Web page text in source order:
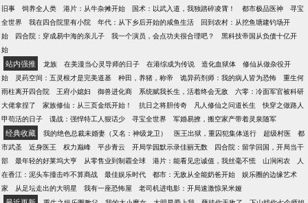
旧事
饲养全人类 港片：从牛杂摊开始 国术：以武入道，我独踏碎凌霄！ 都市极品医神
寻宝
全世界
我在四合院里有小院 年代：从下乡后开始的咸鱼生活
回到农村：从挖鱼塘建钓场开
始
四合院：穿成易中海的亲儿子 我一个演员，会点功夫很合理吧？
黑科技帝国从负债十亿开
始
站内强推 龙族 在美漫当心灵导师的日子 在港综成为传说 造化血狱体
修仙从做杂役开
始
灵药空间：五灵根才是完美道基 种田，养猪，称帝 诡异药剂师：我的病人皆为恐怖
重生何
雨柱离开四合院
王府小媳妇 御兽进化商 系统赋我长生，活着终会无敌
六零：冷面军官被科研
大佬拿捏了
家族修仙：从三页金纸开始！ 抗日之将胆传奇 凡人修仙之问道长生
快穿之做路人
甲苟活的日子
谍战：强悍特工人狠话少 寻宝全世界 军婚易撩，搬空家产带着灵泉随军
经典收藏 我的绝色总裁未婚妻（又名：神级龙卫） 医王出狱，重囚犯集体送行 超级村医
都
市武圣
近身医王 权力巅峰 平步青云 开局学园默示录佳丽无数
四合院：留学回国，开局当干
部
最年轻的好莱坞大亨 从零售业到制霸全球 港片：能看见忠诚值，我丝毫不慌 山涧闲农
人
在香江：泥头车撞击咋不算商战
最佳娱乐时代 都市：无敌从全能奶爸开始
娱乐圈的边缘艺术
家
从足坛走出的大明星 我有一座恐怖屋 老司机进电影：开局速激惊呆米娅